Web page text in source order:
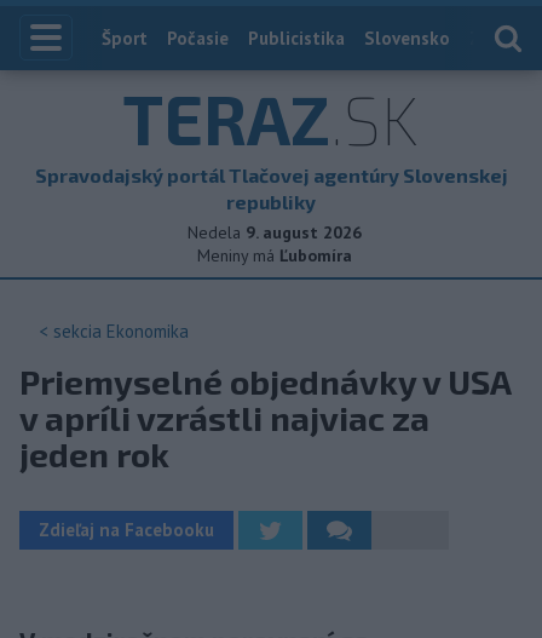
Index
Šport Počasie Publicistika Slovensko
TERAZ.SK
Spravodajský portál Tlačovej agentúry Slovenskej
republiky
Nedela 9. august 2026
Meniny má Ľubomíra
< sekcia Ekonomika
Priemyselné objednávky v USA
v apríli vzrástli najviac za
jeden rok
Zdieľaj na Facebooku